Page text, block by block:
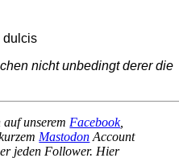
dulcis
nicht unbedingt derer die
unserem Facebook,
Mastodon Account
jeden Follower. Hier